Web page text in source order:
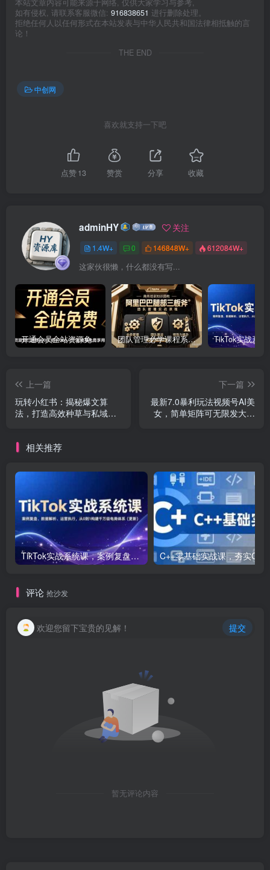
本站文章内容可能来源于网络, 仅供大家学习与参考,
如有侵权, 请联系客服微信: 916838651 进行删除处理。
拒绝任何人以任何形式在本站发表与中华人民共和国法律相抵触的言
论！
THE END
中创网
喜欢就支持一下吧
点赞13 赞赏 分享 收藏
adminHY 关注
1.4W+ 0 146848W+ 612084W+
这家伙很懒，什么都没有写...
开通会员全站资源免费下载 开通VIP会员 HY资源库 团队管理必学课程系列，阿里巴巴“腿部三板斧”
上一篇
玩转小红书：揭秘爆文算
法，打造高效种草与私域引
下一篇
最新7.0暴利玩法视频号AI美
女，简单矩阵可无限发大收
相关推荐
TikTok实战系统课，案例复盘、数据解析、运营执行，从0到1构建千万级电商体系（更新）
评论 抢沙发
欢迎您留下宝贵的见解！ 提交
暂无评论内容